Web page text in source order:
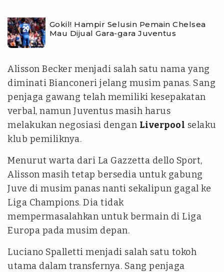
Gokil! Hampir Selusin Pemain Chelsea
Mau Dijual Gara-gara Juventus
Alisson Becker menjadi salah satu nama yang
diminati Bianconeri jelang musim panas. Sang
penjaga gawang telah memiliki kesepakatan
verbal, namun Juventus masih harus
melakukan negosiasi dengan Liverpool selaku
klub pemiliknya.
Menurut warta dari La Gazzetta dello Sport,
Alisson masih tetap bersedia untuk gabung
Juve di musim panas nanti sekalipun gagal ke
Liga Champions. Dia tidak
mempermasalahkan untuk bermain di Liga
Europa pada musim depan.
Luciano Spalletti menjadi salah satu tokoh
utama dalam transfernya. Sang penjaga